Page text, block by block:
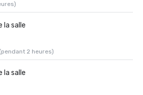
la salle
2 heures)
la salle